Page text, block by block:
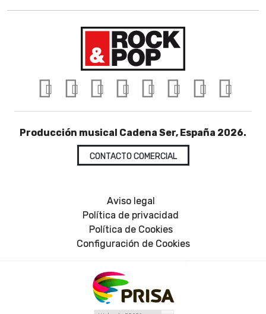
Producción musical Cadena Ser, España 2026.
CONTACTO COMERCIAL
Aviso legal
Política de privacidad
Política de Cookies
Configuración de Cookies